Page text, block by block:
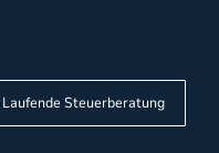
Laufende Steuerberatung